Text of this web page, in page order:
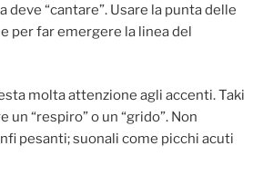
deve “cantare”. Usare la punta delle
per far emergere la linea del
molta attenzione agli accenti. Taki
un “respiro” o un “grido”. Non
pesanti; suonali come picchi acuti